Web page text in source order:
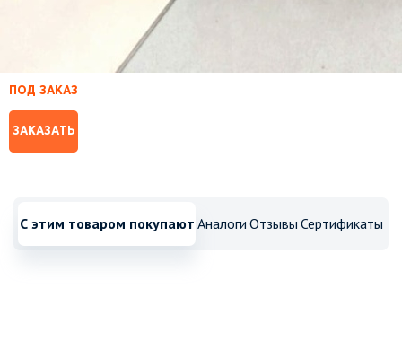
ПОД ЗАКАЗ
ЗАКАЗАТЬ
С этим товаром покупают Аналоги Отзывы Сертификаты